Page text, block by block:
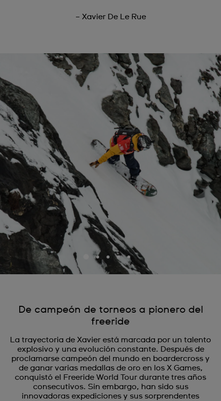
– Xavier De Le Rue
De campeón de torneos a pionero del
freeride
La trayectoria de Xavier está marcada por un talento
explosivo y una evolución constante. Después de
proclamarse campeón del mundo en boardercross y
de ganar varias medallas de oro en los X Games,
conquistó el Freeride World Tour durante tres años
consecutivos. Sin embargo, han sido sus
innovadoras expediciones y sus sorprendentes